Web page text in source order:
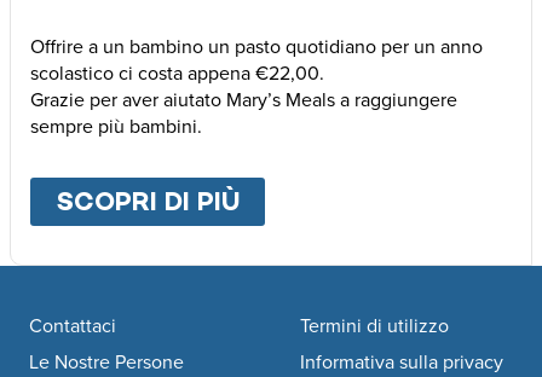
Offrire a un bambino un pasto quotidiano per un anno
scolastico ci costa appena €22,00.
Grazie per aver aiutato Mary’s Meals a raggiungere
sempre più bambini.
SCOPRI DI PIÙABOUT
Footer navigation
Contattaci
Le Nostre Persone
Termini di utilizzo
Informativa sulla privacy